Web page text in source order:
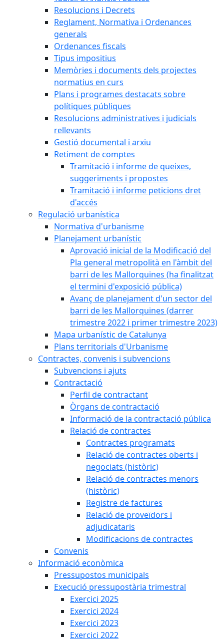
Resolucions i Decrets
Reglament, Normativa i Ordenances
generals
Ordenances fiscals
Tipus impositius
Memòries i documents dels projectes
normatius en curs
Plans i programes destacats sobre
polítiques públiques
Resolucions administratives i judicials
rellevants
Gestió documental i arxiu
Retiment de comptes
Tramitació i informe de queixes,
suggeriments i propostes
Tramitació i informe peticions dret
d'accés
Regulació urbanística
Normativa d'urbanisme
Planejament urbanístic
Aprovació inicial de la Modificació del
Pla general metropolità en l'àmbit del
barri de les Mallorquines (ha finalitzat
el termini d'exposició pública)
Avanç de planejament d'un sector del
barri de les Mallorquines (darrer
trimestre 2022 i primer trimestre 2023)
Mapa urbanístic de Catalunya
Plans territorials d'Urbanisme
Contractes, convenis i subvencions
Subvencions i ajuts
Contractació
Perfil de contractant
Òrgans de contractació
Informació de la contractació pública
Relació de contractes
Contractes programats
Relació de contractes oberts i
negociats (històric)
Relació de contractes menors
(històric)
Registre de factures
Relació de proveïdors i
adjudicataris
Modificacions de contractes
Convenis
Informació econòmica
Pressupostos municipals
Execució pressupostària trimestral
Exercici 2025
Exercici 2024
Exercici 2023
Exercici 2022